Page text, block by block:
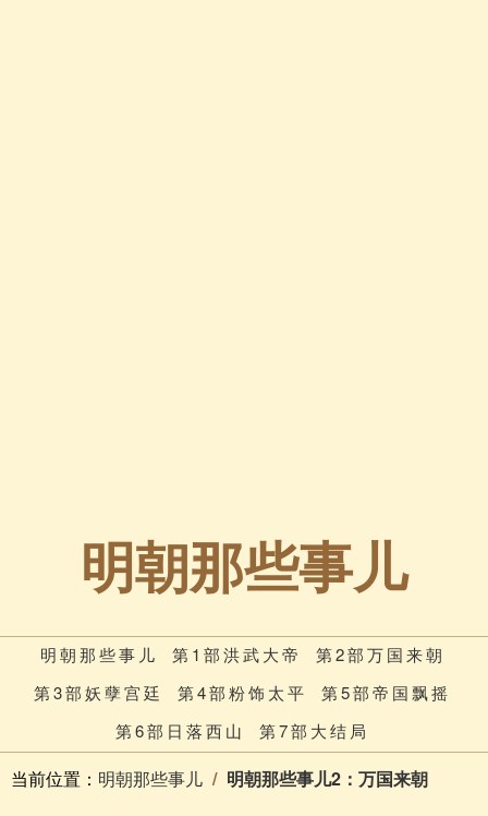
明朝那些事儿
明朝那些事儿 第1部洪武大帝
第2部万国来朝
第3部妖孽宫廷
第4部粉饰太平
第5部帝国飘摇
第6部日落西山
第7部大结局
当前位置： 明朝那些事儿 明朝那些事儿2：万国来朝